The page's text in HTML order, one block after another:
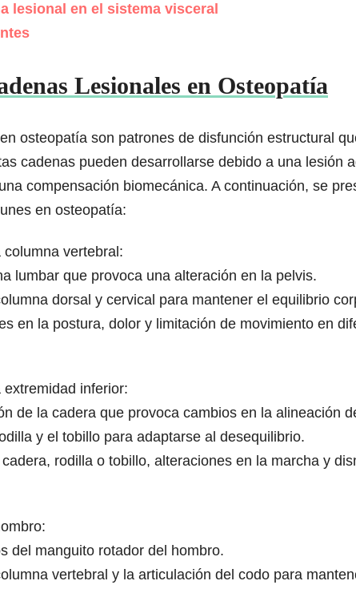
lesional en el sistema visceral
Lesionales en Osteopatía
osteopatía son patrones de disfunción estructural
cadenas pueden desarrollarse debido a una lesión
compensación biomecánica. A continuación, se
en osteopatía:
vertebral:
lumbar que provoca una alteración en la pelvis.
dorsal y cervical para mantener el equilibrio
en la postura, dolor y limitación de movimiento en
inferior:
de la cadera que provoca cambios en la alineación
y el tobillo para adaptarse al desequilibrio.
rodilla o tobillo, alteraciones en la marcha y
del manguito rotador del hombro.
vertebral y la articulación del codo para